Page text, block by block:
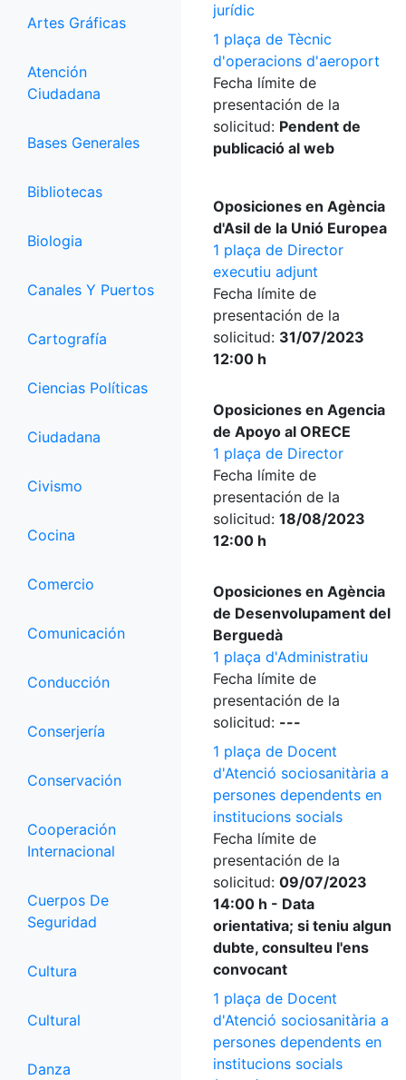
Artes Gráficas
Atención
Ciudadana
Bases Generales
Bibliotecas
Biologia
Canales Y Puertos
Cartografía
Ciencias Políticas
Ciudadana
Civismo
Cocina
Comercio
Comunicación
Conducción
Conserjería
Conservación
Cooperación
Internacional
Cuerpos De
Seguridad
Cultura
Cultural
Danza
jurídic
1 plaça de Tècnic
d'operacions d'aeroport
Fecha límite de
presentación de la
solicitud: Pendent de
publicació al web
Oposiciones en Agència
d'Asil de la Unió Europea
1 plaça de Director
executiu adjunt
Fecha límite de
presentación de la
solicitud: 31/07/2023
12:00 h
Oposiciones en Agencia
de Apoyo al ORECE
1 plaça de Director
Fecha límite de
presentación de la
solicitud: 18/08/2023
12:00 h
Oposiciones en Agència
de Desenvolupament del
Berguedà
1 plaça d'Administratiu
Fecha límite de
presentación de la
solicitud: ---
1 plaça de Docent
d'Atenció sociosanitària a
persones dependents en
institucions socials
Fecha límite de
presentación de la
solicitud: 09/07/2023
14:00 h - Data
orientativa; si teniu algun
dubte, consulteu l'ens
convocant
1 plaça de Docent
d'Atenció sociosanitària a
persones dependents en
institucions socials